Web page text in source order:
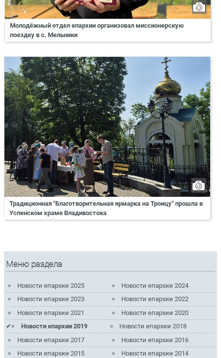
Молодёжный отдел епархии организовал миссионерскую
поездку в с. Мельники
Традиционная "Благотворительная ярмарка на Троицу" прошла в
Успенском храме Владивостока
Меню раздела
Новости епархии 2025
Новости епархии 2024
Новости епархии 2023
Новости епархии 2022
Новости епархии 2021
Новости епархии 2020
Новости епархии 2019
Новости епархии 2018
Новости епархии 2017
Новости епархии 2016
Новости епархии 2015
Новости епархии 2014